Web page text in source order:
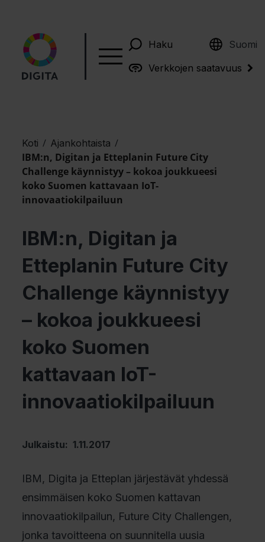
Haku Suomi
English
Verkkojen saatavuus
Koti / Ajankohtaista /
IBM:n, Digitan ja Etteplanin Future City
Challenge käynnistyy – kokoa joukkueesi
koko Suomen kattavaan IoT-
innovaatiokilpailuun
IBM:n, Digitan ja
Etteplanin Future City
Challenge käynnistyy
– kokoa joukkueesi
koko Suomen
kattavaan IoT-
innovaatiokilpailuun
Julkaistu: 1.11.2017
IBM, Digita ja Etteplan järjestävät yhdessä
ensimmäisen koko Suomen kattavan
innovaatiokilpailun, Future City Challengen,
jonka tavoitteena on suunnitella uusia